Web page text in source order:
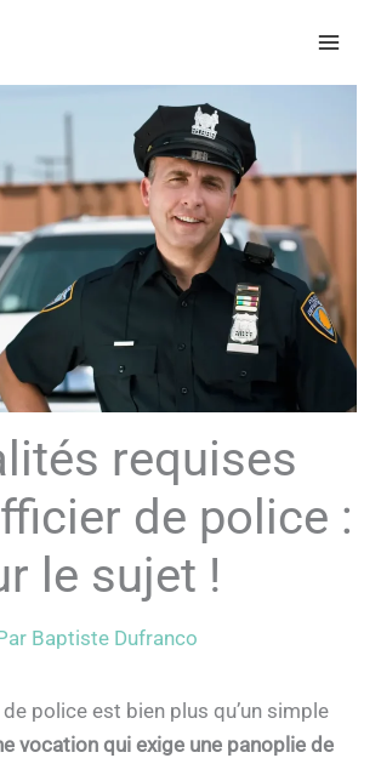
requises
de police :
le sujet !
Baptiste Dufranco
police est bien plus qu’un simple
vocation qui exige une panoplie de